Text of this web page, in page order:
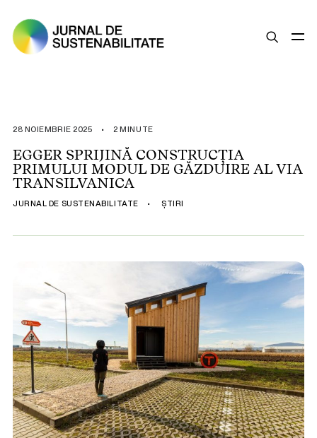
ȘTIRI
OPINII
ESG
COMPANII SUSTENABILE
28 NOIEMBRIE 2025 • 2 MINUTE
EGGER SPRIJINĂ CONSTRUCȚIA
PRIMULUI MODUL DE GĂZDUIRE AL VIA
TRANSILVANICA
JURNAL DE SUSTENABILITATE • ȘTIRI